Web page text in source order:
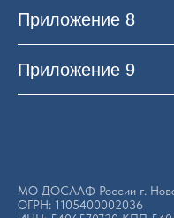
Приложение 8
Приложение 9
МО ДОСААФ России г.
ОГРН: 1105400002036